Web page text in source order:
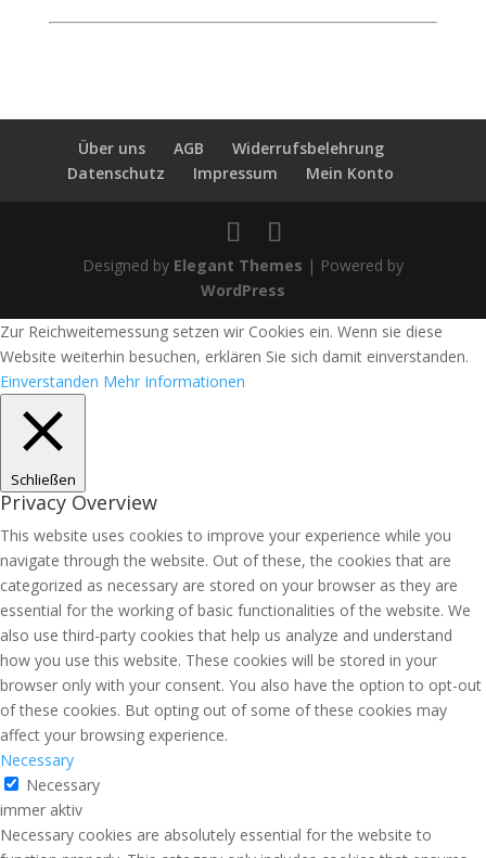
Über uns AGB
Widerrufsbelehrung
Datenschutz
Impressum Mein Konto
Designed by Elegant Themes | Powered by
WordPress
Zur Reichweitemessung setzen wir Cookies ein. Wenn sie diese
Website weiterhin besuchen, erklären Sie sich damit einverstanden.
Einverstanden Mehr Informationen
Schließen
Privacy Overview
This website uses cookies to improve your experience while you
navigate through the website. Out of these, the cookies that are
categorized as necessary are stored on your browser as they are
essential for the working of basic functionalities of the website. We
also use third-party cookies that help us analyze and understand
how you use this website. These cookies will be stored in your
browser only with your consent. You also have the option to opt-out
of these cookies. But opting out of some of these cookies may
affect your browsing experience.
Necessary
Necessary
immer aktiv
Necessary cookies are absolutely essential for the website to